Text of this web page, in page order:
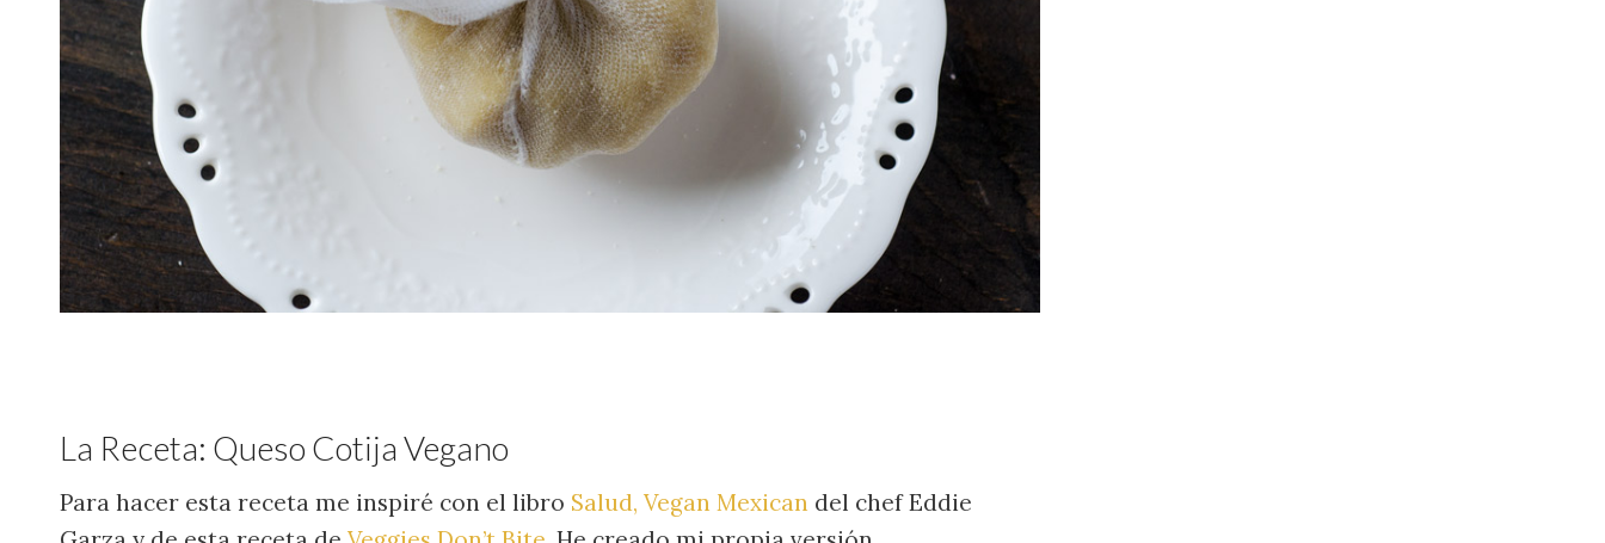
La Receta: Queso Cotija Vegano
Para hacer esta receta me inspiré con el libro Salud, Vegan Mexican del chef Eddie